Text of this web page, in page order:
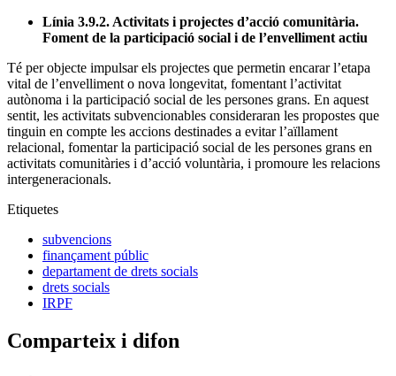
Línia 3.9.2. Activitats i projectes d’acció comunitària.
Foment de la participació social i de l’envelliment actiu
Té per objecte impulsar els projectes que permetin encarar l’etapa
vital de l’envelliment o nova longevitat, fomentant l’activitat
autònoma i la participació social de les persones grans. En aquest
sentit, les activitats subvencionables consideraran les propostes que
tinguin en compte les accions destinades a evitar l’aïllament
relacional, fomentar la participació social de les persones grans en
activitats comunitàries i d’acció voluntària, i promoure les relacions
intergeneracionals.
Etiquetes
subvencions
finançament públic
departament de drets socials
drets socials
IRPF
Comparteix i difon